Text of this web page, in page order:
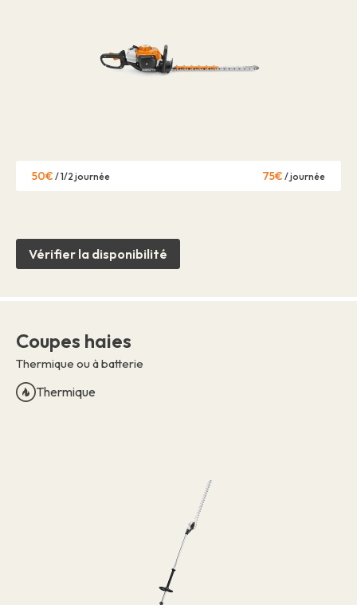
50€ / 1/2 journée 75€ / journée
Vérifier la disponibilité
Coupes haies
Thermique ou à batterie
Thermique